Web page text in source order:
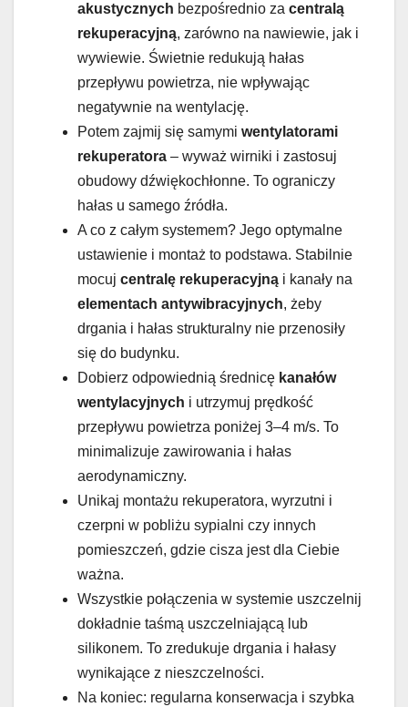
akustycznych bezpośrednio za centralą
rekuperacyjną, zarówno na nawiewie, jak i
wywiewie. Świetnie redukują hałas
przepływu powietrza, nie wpływając
negatywnie na wentylację.
Potem zajmij się samymi wentylatorami
rekuperatora – wyważ wirniki i zastosuj
obudowy dźwiękochłonne. To ograniczy
hałas u samego źródła.
A co z całym systemem? Jego optymalne
ustawienie i montaż to podstawa. Stabilnie
mocuj centralę rekuperacyjną i kanały na
elementach antywibracyjnych, żeby
drgania i hałas strukturalny nie przenosiły
się do budynku.
Dobierz odpowiednią średnicę kanałów
wentylacyjnych i utrzymuj prędkość
przepływu powietrza poniżej 3–4 m/s. To
minimalizuje zawirowania i hałas
aerodynamiczny.
Unikaj montażu rekuperatora, wyrzutni i
czerpni w pobliżu sypialni czy innych
pomieszczeń, gdzie cisza jest dla Ciebie
ważna.
Wszystkie połączenia w systemie uszczelnij
dokładnie taśmą uszczelniającą lub
silikonem. To zredukuje drgania i hałasy
wynikające z nieszczelności.
Na koniec: regularna konserwacja i szybka